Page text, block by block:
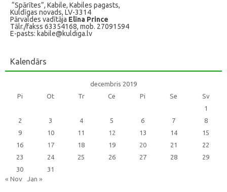
“Spārītes”, Kabile, Kabiles pagasts,
Kuldīgas novads, LV-3314
Pārvaldes vadītāja Elīna Prince
Tālr./fakss 63354168, mob. 27091594
E-pasts: kabile@kuldiga.lv
Kalendārs
decembris 2019
Pi
Ot Tr Ce Pi Se
Sv
1
2
3 4 5 6 7
8
9
10 11 12 13 14
15
16
17 18 19 20 21
22
23
24 25 26 27 28
29
30
31
« Nov Jan »